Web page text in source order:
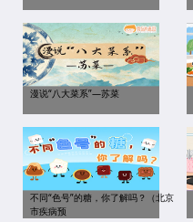
漫说“八大菜系”—苏菜
不同“色号”的糖，你了解吗？（北京
市疾病预